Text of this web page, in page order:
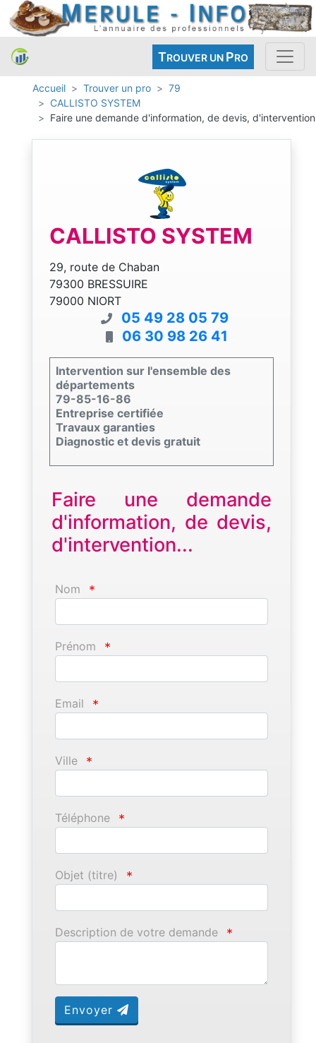
TROUVER UN PRO
Accueil Trouver un pro
79
CALLISTO SYSTEM
Faire une demande d'information, de devis, d'intervention
CALLISTO SYSTEM
29, route de Chaban
79300 BRESSUIRE
79000 NIORT
05 49 28 05 79
06 30 98 26 41
Intervention sur l'ensemble des
départements
79-85-16-86
Entreprise certifiée
Travaux garanties
Diagnostic et devis gratuit
Faire une demande
d'information, de devis,
d'intervention...
Nom *
Prénom *
Email *
Ville *
Téléphone *
Objet (titre) *
Description de votre demande *
Envoyer